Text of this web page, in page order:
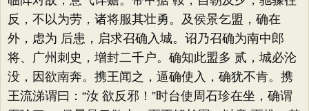
反，不以为劳，诸将服其壮勇。及侯景乞盟，确在
外，虑为 后患，启求召确入城。诏乃召确为南中郎
将、广州刺史，增封二千户。确知此盟多 贰，城必沦
没，因欲南奔。携王闻之，逼确使入，确犹不肯。携
王流涕谓曰：“汝 欲反邪！”时台使周石珍在坐，确谓